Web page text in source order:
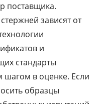
поставщика.
зависят от
и
стандарты
шагом в оценке. Если
образцы